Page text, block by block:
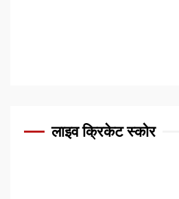
लाइव क्रिकेट स्कोर